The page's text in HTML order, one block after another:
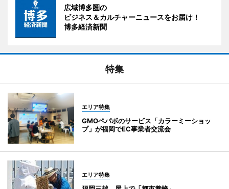
広域博多圏の
ビジネス＆カルチャーニュースをお届け！
博多経済新聞
特集
エリア特集
GMOペパボのサービス「カラーミーショッ
プ」が福岡でEC事業者交流会
エリア特集